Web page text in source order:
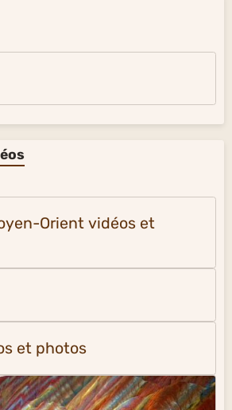
Orient vidéos et
et photos